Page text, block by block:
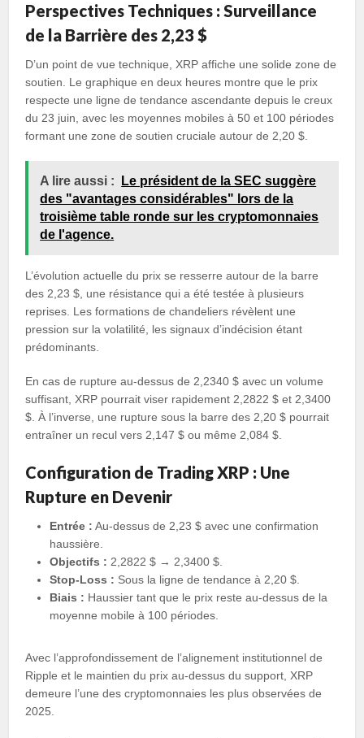
Perspectives Techniques : Surveillance
de la Barrière des 2,23 $
D’un point de vue technique, XRP affiche une solide zone de
soutien. Le graphique en deux heures montre que le prix
respecte une ligne de tendance ascendante depuis le creux
du 23 juin, avec les moyennes mobiles à 50 et 100 périodes
formant une zone de soutien cruciale autour de 2,20 $.
A lire aussi :
Le président de la SEC suggère
des "avantages considérables" lors de la
troisième table ronde sur les cryptomonnaies
de l'agence.
L’évolution actuelle du prix se resserre autour de la barre
des 2,23 $, une résistance qui a été testée à plusieurs
reprises. Les formations de chandeliers révèlent une
pression sur la volatilité, les signaux d’indécision étant
prédominants.
En cas de rupture au-dessus de 2,2340 $ avec un volume
suffisant, XRP pourrait viser rapidement 2,2822 $ et 2,3400
$. À l’inverse, une rupture sous la barre des 2,20 $ pourrait
entraîner un recul vers 2,147 $ ou même 2,084 $.
Configuration de Trading XRP : Une
Rupture en Devenir
Entrée : Au-dessus de 2,23 $ avec une confirmation
haussière.
Objectifs : 2,2822 $ → 2,3400 $.
Stop-Loss : Sous la ligne de tendance à 2,20 $.
Biais : Haussier tant que le prix reste au-dessus de la
moyenne mobile à 100 périodes.
Avec l’approfondissement de l’alignement institutionnel de
Ripple et le maintien du prix au-dessus du support, XRP
demeure l’une des cryptomonnaies les plus observées de
2025.